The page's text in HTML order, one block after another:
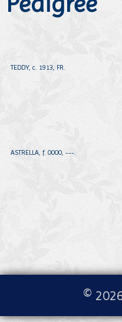
TEDDY, c. 1913, FR.
ASTRELLA, f. 0000, ---.
©